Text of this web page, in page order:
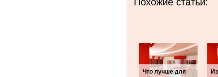
Что лучше для